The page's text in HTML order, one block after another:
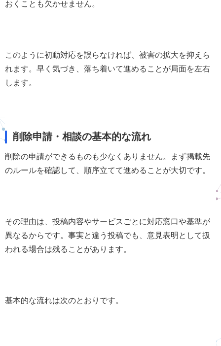
おくことも欠かせません。
このように初動対応を誤らなければ、被害の拡大を抑えら
れます。早く気づき、落ち着いて進めることが局面を左右
します。
削除申請・相談の基本的な流れ
削除の申請ができるものも少なくありません。まず掲載先
のルールを確認して、順序立てて進めることが大切です。
その理由は、投稿内容やサービスごとに対応窓口や基準が
異なるからです。事実と違う投稿でも、意見表明として扱
われる場合は残ることがあります。
基本的な流れは次のとおりです。